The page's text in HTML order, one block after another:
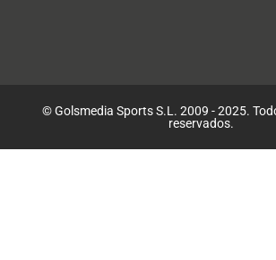
© Golsmedia Sports S.L. 2009 - 2025.
reservados.